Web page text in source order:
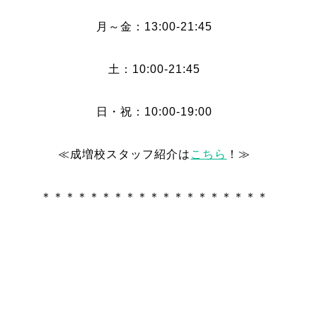
月～金：13:00-21:45
土：10:00-21:45
日・祝：10:00-19:00
≪成増校スタッフ紹介は こちら ！≫
＊＊＊＊＊＊＊＊＊＊＊＊＊＊＊＊＊＊＊